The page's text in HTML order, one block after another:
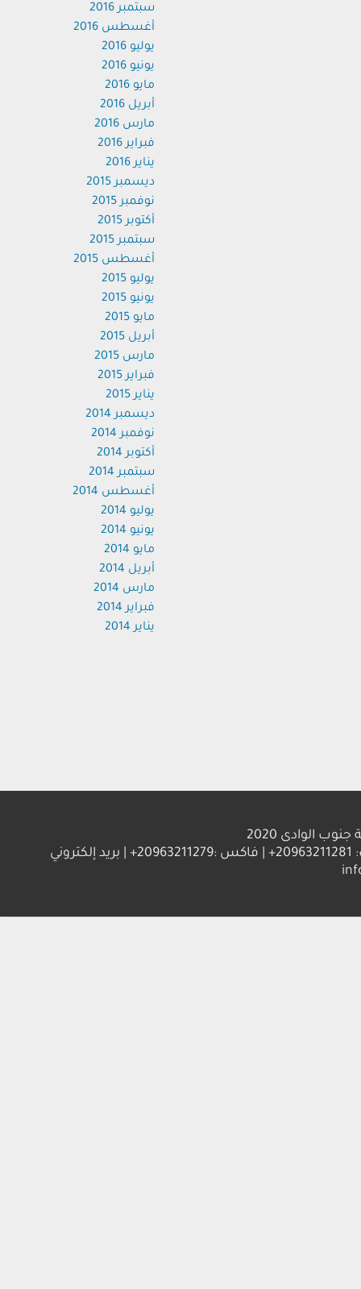
سبتمبر 2016
أغسطس 2016
يوليو 2016
يونيو 2016
مايو 2016
أبريل 2016
مارس 2016
فبراير 2016
يناير 2016
ديسمبر 2015
نوفمبر 2015
أكتوبر 2015
سبتمبر 2015
أغسطس 2015
يوليو 2015
يونيو 2015
مايو 2015
أبريل 2015
مارس 2015
فبراير 2015
يناير 2015
ديسمبر 2014
نوفمبر 2014
أكتوبر 2014
سبتمبر 2014
أغسطس 2014
يوليو 2014
يونيو 2014
مايو 2014
أبريل 2014
مارس 2014
فبراير 2014
يناير 2014
2020
العنوان : جامعة جنوب الوادي 83523 قنا - جمهورية مصر العربية | ت: 20963211281+ | فاكس :20963211279+ | بريد إلكتروني